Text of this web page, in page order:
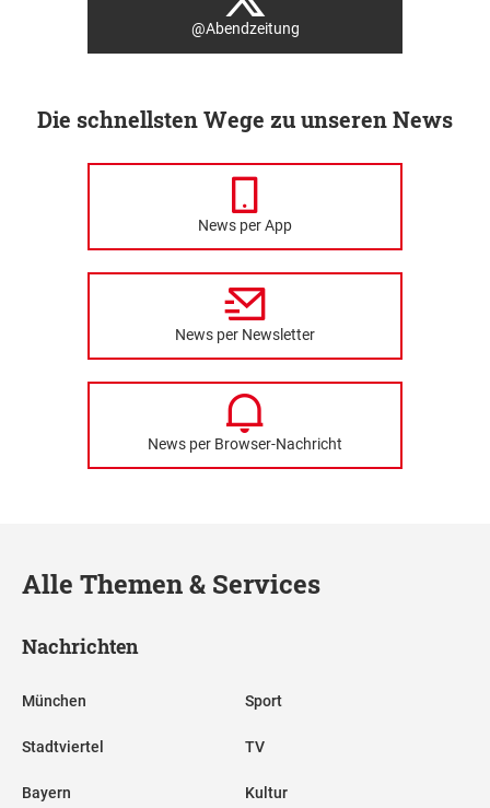
@Abendzeitung
Die schnellsten Wege zu unseren News
News per App
News per Newsletter
News per Browser-Nachricht
Alle Themen & Services
Nachrichten
München
Stadtviertel
Bayern
Sport
TV
Kultur